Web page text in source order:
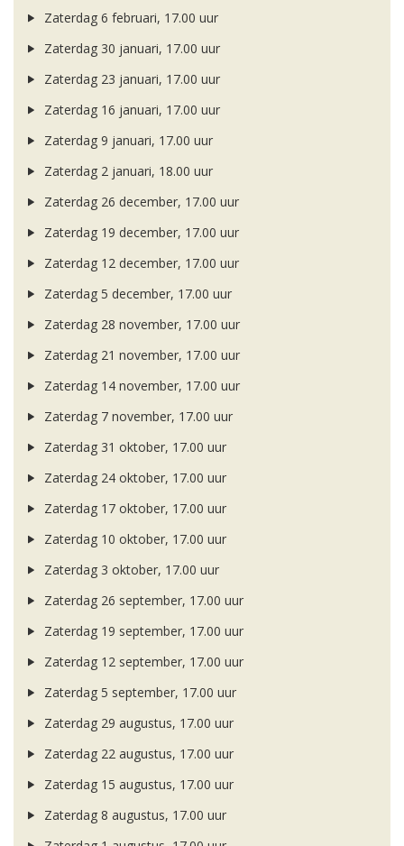
Zaterdag 6 februari, 17.00 uur
Zaterdag 30 januari, 17.00 uur
Zaterdag 23 januari, 17.00 uur
Zaterdag 16 januari, 17.00 uur
Zaterdag 9 januari, 17.00 uur
Zaterdag 2 januari, 18.00 uur
Zaterdag 26 december, 17.00 uur
Zaterdag 19 december, 17.00 uur
Zaterdag 12 december, 17.00 uur
Zaterdag 5 december, 17.00 uur
Zaterdag 28 november, 17.00 uur
Zaterdag 21 november, 17.00 uur
Zaterdag 14 november, 17.00 uur
Zaterdag 7 november, 17.00 uur
Zaterdag 31 oktober, 17.00 uur
Zaterdag 24 oktober, 17.00 uur
Zaterdag 17 oktober, 17.00 uur
Zaterdag 10 oktober, 17.00 uur
Zaterdag 3 oktober, 17.00 uur
Zaterdag 26 september, 17.00 uur
Zaterdag 19 september, 17.00 uur
Zaterdag 12 september, 17.00 uur
Zaterdag 5 september, 17.00 uur
Zaterdag 29 augustus, 17.00 uur
Zaterdag 22 augustus, 17.00 uur
Zaterdag 15 augustus, 17.00 uur
Zaterdag 8 augustus, 17.00 uur